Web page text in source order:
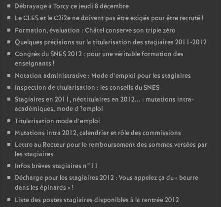
Débrayage à Torcy ce jeudi 8 décembre
LeCLESet le C2i2e ne doivent pas être exigés pour être recruté!
Formation, évaluation : Châtel conserve son triple zéro
Quelques précisions sur la titularisation des stagiaires 2011-2012
Congrès duSNES2012 : pour une véritable formation des
enseignants !
Notation administrative : Mode d’emploi pour les stagiaires
Inspection de titularisation : les conseils duSNES
Stagiaires en 2011, néotitulaires en 2012... : mutations intra-
académiques, mode d ?emploi
Titularisation mode d’emploi
Mutations intra 2012, calendrier et rôle des commissions
Lettre au Recteur pour le remboursement des sommes versées par
les stagiaires
Infos brèves stagiaires n°11
Décharge pour les stagiaires 2012 : Vous appelez ça du « beurre
dans les épinards »!
Liste des postes stagiaires disponibles à la rentrée 2012